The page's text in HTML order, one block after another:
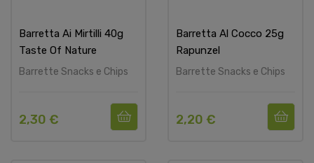
Barretta Ai Mirtilli 40g
Taste Of Nature
Barrette Snacks e Chips
2,30 €
Barretta Al Cocco 25g
Rapunzel
Barrette Snacks e Chips
2,20 €